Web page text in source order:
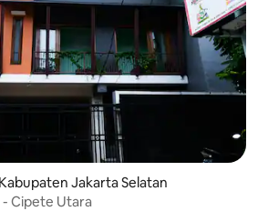
Jakarta Selatan
- Cipete Utara